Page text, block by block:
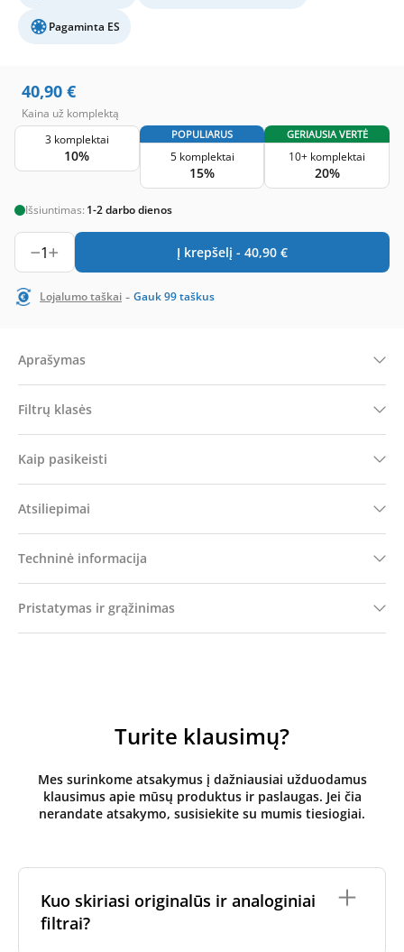
Pagaminta ES
40,90 €
Kaina už komplektą
3 komplektai
10%
POPULIARUS
5 komplektai
15%
GERIAUSIA VERTĖ
10+ komplektai
20%
Išsiuntimas: 1-2 darbo dienos
1 Į krepšelį - 40,90 €
Lojalumo taškai - Gauk99taškus
Aprašymas
Filtrų klasės
Kaip pasikeisti
Atsiliepimai
Techninė informacija
Pristatymas ir grąžinimas
Turite klausimų?
Mes surinkome atsakymus į dažniausiai užduodamus
klausimus apie mūsų produktus ir paslaugas. Jei čia
nerandate atsakymo, susisiekite su mumis tiesiogiai.
Kuo skiriasi originalūs ir analoginiai
filtrai?